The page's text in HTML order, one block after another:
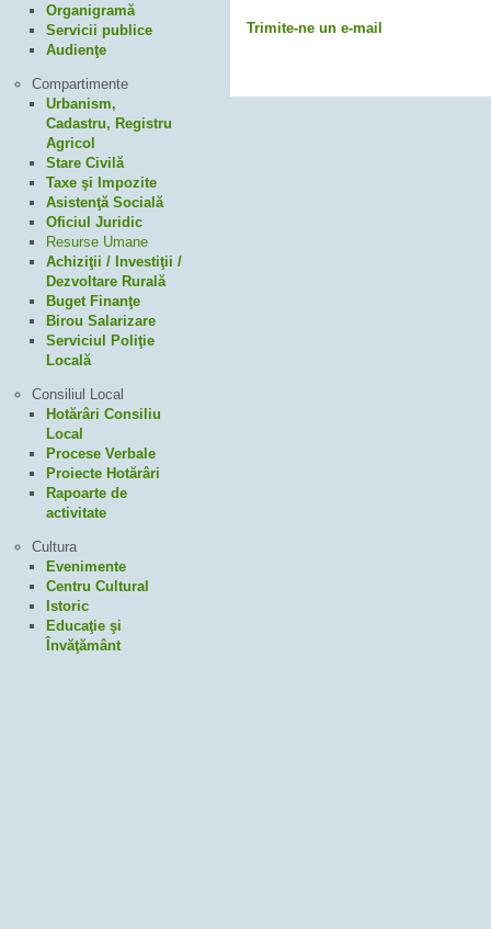
Trimite-ne un e-mail
Organigramă
Servicii publice
Audienţe
Compartimente
Urbanism,
Cadastru, Registru
Agricol
Stare Civilă
Taxe şi Impozite
Asistenţă Socială
Oficiul Juridic
Resurse Umane
Achiziţii / Investiţii /
Dezvoltare Rurală
Buget Finanţe
Birou Salarizare
Serviciul Poliţie
Locală
Consiliul Local
Hotărâri Consiliu
Local
Procese Verbale
Proiecte Hotărâri
Rapoarte de
activitate
Cultura
Evenimente
Centru Cultural
Istoric
Educaţie şi
Învăţământ